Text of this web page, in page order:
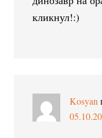
кликнул!:)
Kosyan